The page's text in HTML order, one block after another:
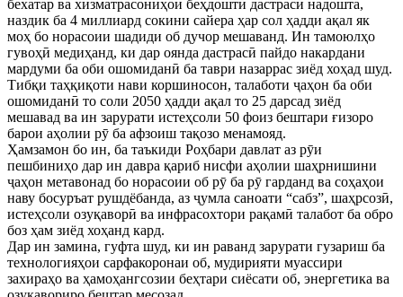
бехатар ва хизматрасониҳои беҳдоштӣ дастрасӣ надошта,
наздик ба 4 миллиард сокини сайера ҳар сол ҳадди ақал як
моҳ бо норасоии шадиди об дучор мешаванд. Ин тамоюлҳо
гувоҳӣ медиҳанд, ки дар оянда дастрасӣ пайдо накардани
мардуми ба оби ошомиданӣ ба таври назаррас зиёд хоҳад шуд.
Тибқи таҳқиқоти нави коршиносон, талаботи ҷаҳон ба оби
ошомиданӣ то соли 2050 ҳадди ақал то 25 дарсад зиёд
мешавад ва ин зарурати истеҳсоли 50 фоиз бештари ғизоро
барои аҳолии рӯ ба афзоиш тақозо менамояд.
Ҳамзамон бо ин, ба таъкиди Роҳбари давлат аз рӯи
пешбиниҳо дар ин давра қариб нисфи аҳолии шаҳрнишини
ҷаҳон метавонад бо норасоии об рӯ ба рӯ гарданд ва соҳаҳои
наву босуръат рушдёбанда, аз ҷумла саноати “сабз”, шаҳрсозӣ,
истеҳсоли озуқаворӣ ва инфрасохтори рақамӣ талабот ба обро
боз ҳам зиёд хоҳанд кард.
Дар ин замина, гуфта шуд, ки ин раванд зарурати гузариш ба
технологияҳои сарфакоронаи об, мудирияти муассири
захираҳо ва ҳамоҳангсозии беҳтари сиёсати об, энергетика ва